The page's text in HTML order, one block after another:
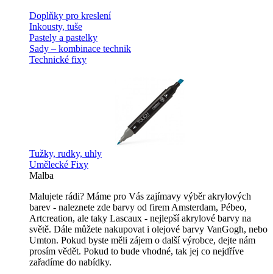
Doplňky pro kreslení
Inkousty, tuše
Pastely a pastelky
Sady – kombinace technik
Technické fixy
Tužky, rudky, uhly
Umělecké Fixy
Malba
Malujete rádi? Máme pro Vás zajímavy výběr akrylových
barev - naleznete zde barvy od firem Amsterdam, Pébeo,
Artcreation, ale taky Lascaux - nejlepší akrylové barvy na
světě. Dále můžete nakupovat i olejové barvy VanGogh, nebo
Umton. Pokud byste měli zájem o další výrobce, dejte nám
prosím vědět. Pokud to bude vhodné, tak jej co nejdříve
zařadíme do nabídky.